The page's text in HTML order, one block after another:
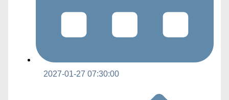
2027-01-27 07:30:00